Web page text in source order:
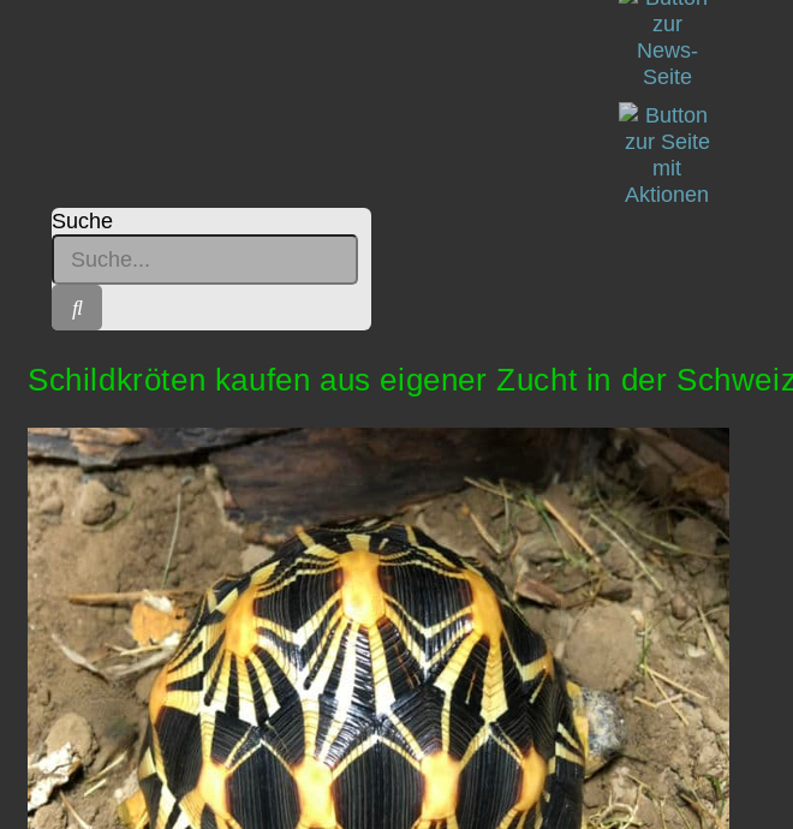
Suche
Schildkröten kaufen aus eigener Zucht in der